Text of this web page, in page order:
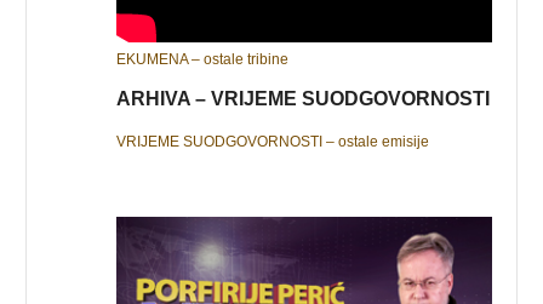
EKUMENA – ostale tribine
ARHIVA – VRIJEME SUODGOVORNOSTI
VRIJEME SUODGOVORNOSTI – ostale emisije